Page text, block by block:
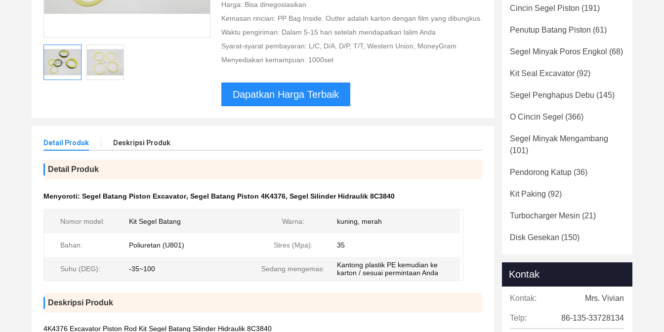
Harga: Bisa dinegosiasikan
Kemasan rincian: PP Bag Inside. Outter adalah karton dengan film yang dibungkus.
Waktu pengiriman: Dalam 5-15 hari setelah mendapatkan lalim Anda
Syarat-syarat pembayaran: L/C, D/A, D/P, T/T, Western Union, MoneyGram
Menyediakan kemampuan: 1000set
Dapatkan Harga Terbaik
Detail Produk Deskripsi Produk
Detail Produk
Menyoroti: Segel Batang Piston Excavator, Segel Batang Piston 4K4376, Segel Silinder Hidraulik 8C3840
Nomor model: Kit Segel Batang Warna: kuning, merah
Bahan: Poliuretan (U801) Stres (Mpa): 35
Suhu (DEG): -35~100 Sedang mengemas:
Kantong plastik PE kemudian ke
karton / sesuai permintaan Anda
Deskripsi Produk
4K4376 Excavator Piston Rod Kit Segel Batang Silinder Hidraulik 8C3840
Cincin Segel Piston (191)
Penutup Batang Piston (61)
Segel Minyak Poros Engkol (68)
Kit Seal Excavator (92)
Segel Penghapus Debu (145)
O Cincin Segel (366)
Segel Minyak Mengambang
(101)
Pendorong Katup (36)
Kit Paking (92)
Turbocharger Mesin (21)
Disk Gesekan (150)
Kontak
Kontak: Mrs. Vivian
Telp: 86-135-33728134